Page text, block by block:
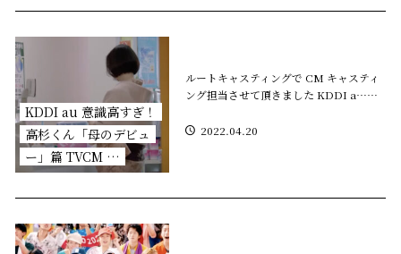
KDDI au 意識高すぎ！
高杉くん「母のデビュ
ー」篇 TVCM …
ルートキャスティングで CM キャスティ
ング担当させて頂きました KDDI a……
2022.04.20